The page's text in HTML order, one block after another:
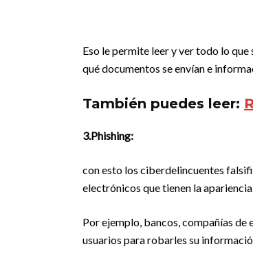
Eso le permite leer y ver todo lo que
qué documentos se envían e
También puedes leer:
3.Phishing:
con esto los ciberdelincuentes
electrónicos que tienen la
Por ejemplo, bancos, compañías de
usuarios para robarles su